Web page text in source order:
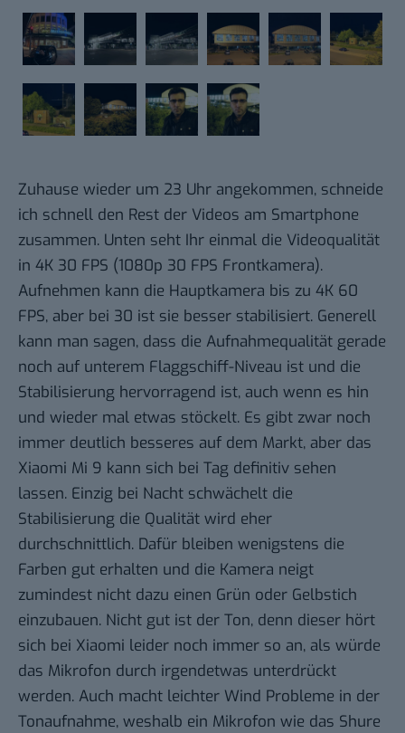
Zuhause wieder um 23 Uhr angekommen, schneide
ich schnell den Rest der Videos am Smartphone
zusammen. Unten seht Ihr einmal die Videoqualität
in 4K 30 FPS (1080p 30 FPS Frontkamera).
Aufnehmen kann die Hauptkamera bis zu 4K 60
FPS, aber bei 30 ist sie besser stabilisiert. Generell
kann man sagen, dass die Aufnahmequalität gerade
noch auf unterem Flaggschiff-Niveau ist und die
Stabilisierung hervorragend ist, auch wenn es hin
und wieder mal etwas stöckelt. Es gibt zwar noch
immer deutlich besseres auf dem Markt, aber das
Xiaomi Mi 9 kann sich bei Tag definitiv sehen
lassen. Einzig bei Nacht schwächelt die
Stabilisierung die Qualität wird eher
durchschnittlich. Dafür bleiben wenigstens die
Farben gut erhalten und die Kamera neigt
zumindest nicht dazu einen Grün oder Gelbstich
einzubauen. Nicht gut ist der Ton, denn dieser hört
sich bei Xiaomi leider noch immer so an, als würde
das Mikrofon durch irgendetwas unterdrückt
werden. Auch macht leichter Wind Probleme in der
Tonaufnahme, weshalb ein Mikrofon wie das Shure